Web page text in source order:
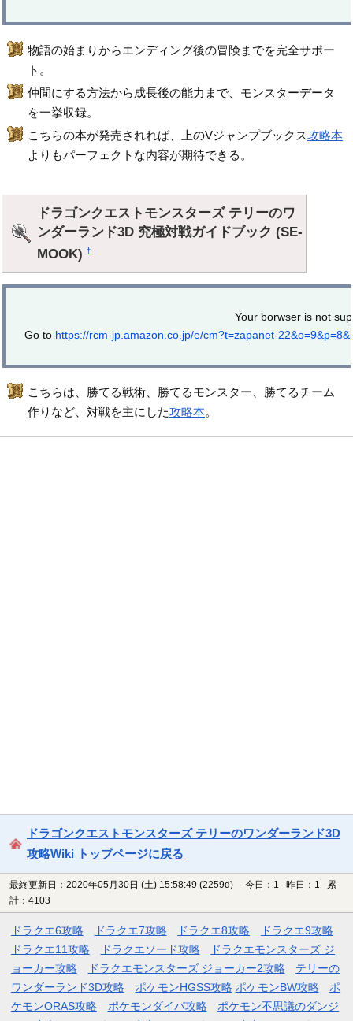
物語の始まりからエンディング後の冒険までを完全サポー
ト。
仲間にする方法から成長後の能力まで、モンスターデータ
を一挙収録。
こちらの本が発売されれば、上のVジャンプブックス攻略本
よりもパーフェクトな内容が期待できる。
ドラゴンクエストモンスターズ テリーのワ
ンダーランド3D 究極対戦ガイドブック (SE-
MOOK)†
Your borwser is not
Go to https://rcm-jp.amazon.co.jp/e/cm?t=zapanet-
こちらは、勝てる戦術、勝てるモンスター、勝てるチーム
作りなど、対戦を主にした攻略本。
ドラゴンクエストモンスターズ テリーのワンダーランド3D
攻略Wiki トップページに戻る
最終更新日：2020年05月30日 (土) 15:58:49 (2259d)
今日：1 昨日：1 累
計：4103
ドラクエ6攻略 ドラクエ7攻略 ドラクエ8攻略
ドラクエ9攻略
ドラクエ11攻略
ドラクエソード攻略
ドラクエモンスターズ ジ
ョーカー攻略
ドラクエモンスターズ ジョーカー2攻略
テリーの
ワンダーランド3D攻略
ポケモンHGSS攻略 ポケモンBW攻略
ポ
ケモンORAS攻略
ポケモンダイパ攻略
ポケモン不思議のダンジ